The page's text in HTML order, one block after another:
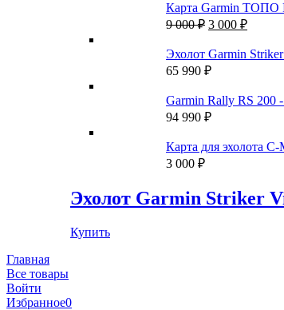
Карта Garmin ТОПО
9 000₽
составляла
9
3 000 ₽
3
Эхолот Garmin
65 990 ₽
Garmin Rally RS 200
94 990 ₽
Карта для эхолота
3 000 ₽
Эхолот Garmin Striker
Купить
Главная
Все товары
Войти
Избранное0